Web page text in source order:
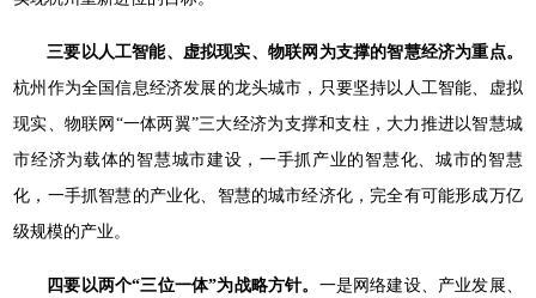
三要以人工智能、虚拟现实、物联网为支撑的智慧经济为重点。
杭州作为全国信息经济发展的龙头城市，只要坚持以人工智能、虚拟
现实、物联网“一体两翼”三大经济为支撑和支柱，大力推进以智慧城
市经济为载体的智慧城市建设，一手抓产业的智慧化、城市的智慧
化，一手抓智慧的产业化、智慧的城市经济化，完全有可能形成万亿
级规模的产业。
四要以两个“三位一体”为战略方针。 一是网络建设、产业发展、